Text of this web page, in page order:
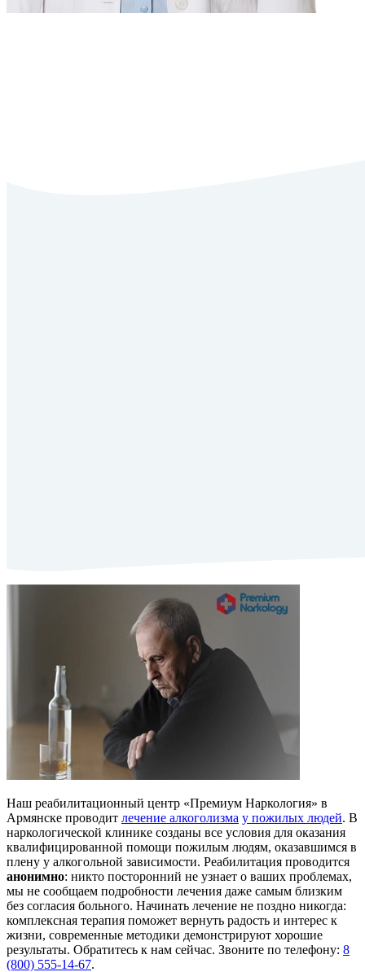
Наш реабилитационный центр «Премиум Наркология» в
Армянске проводит лечение алкоголизма у пожилых людей. В
наркологической клинике созданы все условия для оказания
квалифицированной помощи пожилым людям, оказавшимся в
плену у алкогольной зависимости. Реабилитация проводится
анонимно: никто посторонний не узнает о ваших проблемах,
мы не сообщаем подробности лечения даже самым близким
без согласия больного. Начинать лечение не поздно никогда:
комплексная терапия поможет вернуть радость и интерес к
жизни, современные методики демонстрируют хорошие
результаты. Обратитесь к нам сейчас. Звоните по телефону: 8
(800) 555-14-67.